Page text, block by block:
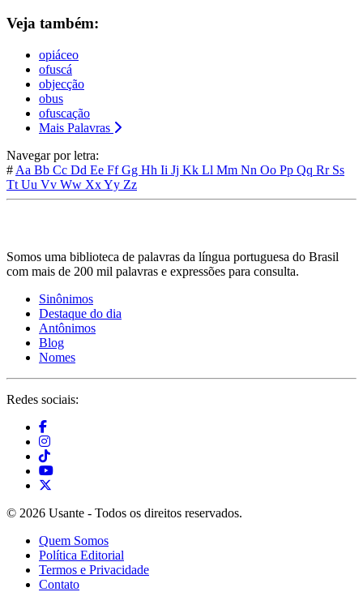
Veja também:
opiáceo
ofuscá
objecção
obus
ofuscação
Mais Palavras
Navegar por letra:
# Aa Bb Cc Dd Ee FfGg Hh Ii Jj Kk Ll Mm Nn Oo Pp Qq Rr Ss
Tt Uu Vv Ww XxYy Zz
Somos uma biblioteca de palavras da língua portuguesa do Brasil
com mais de 200 mil palavras e expressões para consulta.
Sinônimos
Destaque do dia
Antônimos
Blog
Nomes
Redes sociais:
© 2026 Usante - Todos os direitos reservados.
Quem Somos
Política Editorial
Termos e Privacidade
Contato